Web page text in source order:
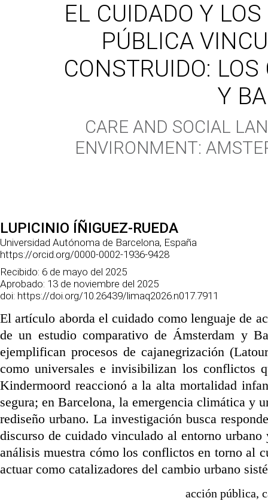
EL CUIDADO Y
PÚBLICA
CONSTRUIDO:
Y
CARE AND SOCIAL
ENVIRONMENT:
LUPICINIO ÍÑIGUEZ-RUEDA
Universidad Autónoma de Barcelona, España
https://orcid.org/0000-0002-1936-9428
Recibido: 6 de mayo del 2025
Aprobado: 13 de noviembre del 2025
doi: https://doi.org/10.26439/limaq2026.n017.7911
El artículo aborda el cuidado como lenguaje de
de un estudio comparativo de Ámsterdam y
ejemplifican procesos de cajanegrización
como universales e invisibilizan los conflictos
Kindermoord reaccionó a la alta mortalidad
segura; en Barcelona, la emergencia climática y
rediseño urbano. La investigación busca
discurso de cuidado vinculado al entorno
análisis muestra cómo los conflictos en torno al
actuar como catalizadores del cambio urbano
acción pública,